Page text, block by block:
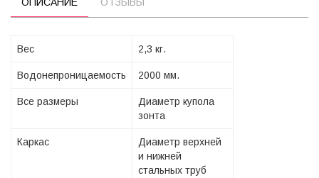
ОПИСАНИЕ ОТЗЫВЫ
Вес 2,3 кг.
Водонепроницаемость 2000 мм.
Все размеры
Диаметр купола
зонта
Каркас
Диаметр верхней
и нижней
стальных труб